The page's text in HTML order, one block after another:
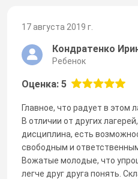
17 августа 2019 г.
Кондратенко
Ребенок
Оценка: 5
Главное, что радует в этом
В отличии от других
дисциплина, есть
свободным и
Вожатые молодые, что
легче друг друга понять.